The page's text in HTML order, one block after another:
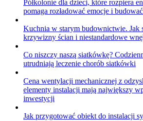
Półkolonie dla dzieci, które rozpiera
pomaga rozładować emocje i
Kuchnia w starym budownictwie. Jak
krzywizny ścian i niestandardowe
Co niszczy naszą siatkówkę?
utrudniają leczenie chorób siatkówki
Cena wentylacji mechanicznej z
elementy instalacji mają największy
inwestycji
Jak przygotować obiekt do instalacji